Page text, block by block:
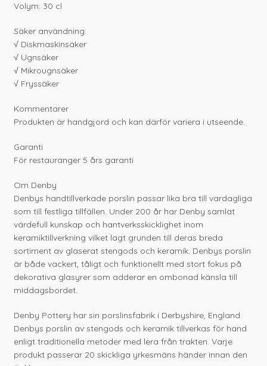
Volym: 30 cl
Säker användning:
√ Diskmaskinsäker
√ Ugnsäker
√ Mikrougnsäker
√ Fryssäker
Kommentarer
Produkten är handgjord och kan därför variera i utseende.
Garanti
För restauranger 5 års garanti
Om Denby
Denbys handtillverkade porslin passar lika bra till vardagliga
som till festliga tillfällen. Under 200 år har Denby samlat
värdefull kunskap och hantverksskicklighet inom
keramiktillverkning vilket lagt grunden till deras breda
sortiment av glaserat stengods och keramik. Denbys porslin
är både vackert, tåligt och funktionellt med stort fokus på
dekorativa glasyrer som adderar en ombonad känsla till
middagsbordet.
Denby Pottery har sin porslinsfabrik i Derbyshire, England.
Denbys porslin av stengods och keramik tillverkas för hand
enligt traditionella metoder med lera från trakten. Varje
produkt passerar 20 skickliga yrkesmäns händer innan den